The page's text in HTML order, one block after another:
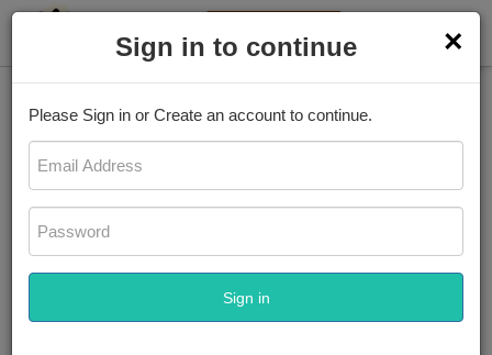
Подать eTA
Дом Новости
Свежие новости
Лучшие водные виды спорта на
×
Sign in to continue
Please Sign in or Create an account to continue.
Sign in